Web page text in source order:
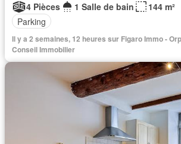
4 Pièces
1 Salle de bain
144 m²
Parking
Il y a 2 semaines, 12 heures sur Figaro Immo -
Conseil Immobilier